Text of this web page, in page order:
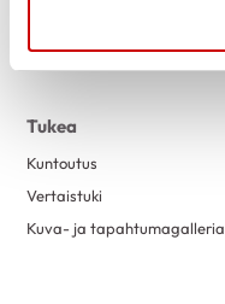
Tukea
Kuntoutus
Vertaistuki
Kuva- ja tapahtumagalleria